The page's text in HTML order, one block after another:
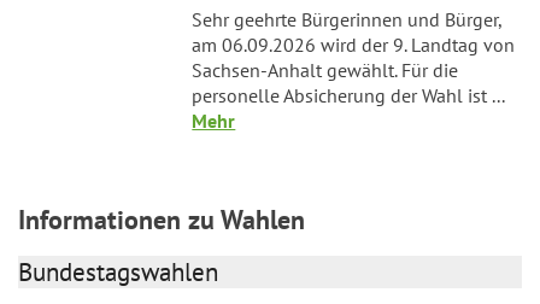
Sehr geehrte Bürgerinnen und Bürger,
am 06.09.2026 wird der 9. Landtag von
Sachsen-Anhalt gewählt. Für die
personelle Absicherung der Wahl ist ...
Mehr
Informationen zu Wahlen
Bundestagswahlen